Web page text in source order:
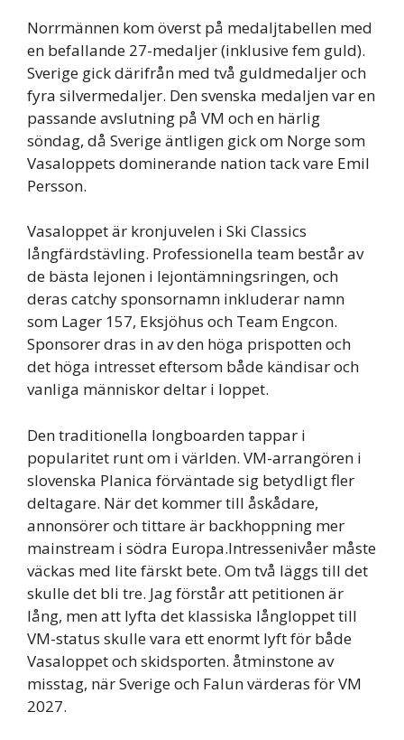
Norrmännen kom överst på medaljtabellen med
en befallande 27-medaljer (inklusive fem guld).
Sverige gick därifrån med två guldmedaljer och
fyra silvermedaljer. Den svenska medaljen var en
passande avslutning på VM och en härlig
söndag, då Sverige äntligen gick om Norge som
Vasaloppets dominerande nation tack vare Emil
Persson.
Vasaloppet är kronjuvelen i Ski Classics
långfärdstävling. Professionella team består av
de bästa lejonen i lejontämningsringen, och
deras catchy sponsornamn inkluderar namn
som Lager 157, Eksjöhus och Team Engcon.
Sponsorer dras in av den höga prispotten och
det höga intresset eftersom både kändisar och
vanliga människor deltar i loppet.
Den traditionella longboarden tappar i
popularitet runt om i världen. VM-arrangören i
slovenska Planica förväntade sig betydligt fler
deltagare. När det kommer till åskådare,
annonsörer och tittare är backhoppning mer
mainstream i södra Europa.Intressenivåer måste
väckas med lite färskt bete. Om två läggs till det
skulle det bli tre. Jag förstår att petitionen är
lång, men att lyfta det klassiska långloppet till
VM-status skulle vara ett enormt lyft för både
Vasaloppet och skidsporten. åtminstone av
misstag, när Sverige och Falun värderas för VM
2027.